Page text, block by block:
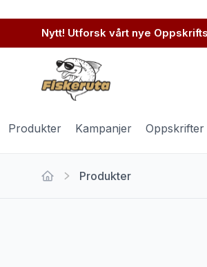
Nytt! Utforsk vårt nye
Produkter Kampanjer Oppskrifter
Produkter